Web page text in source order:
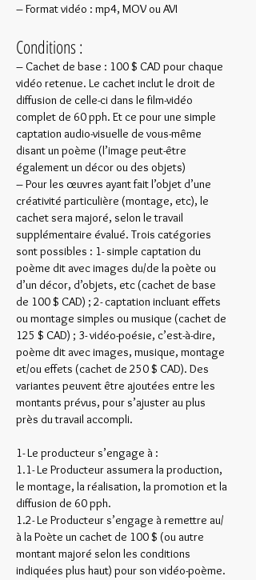
– Format vidéo : mp4, MOV ou AVI
Conditions :
– Cachet de base : 100 $ CAD pour chaque
vidéo retenue. Le cachet inclut le droit de
diffusion de celle-ci dans le film-vidéo
complet de 60 pph. Et ce pour une simple
captation audio-visuelle de vous-même
disant un poème (l’image peut-être
également un décor ou des objets)
– Pour les œuvres ayant fait l’objet d’une
créativité particulière (montage, etc), le
cachet sera majoré, selon le travail
supplémentaire évalué. Trois catégories
sont possibles : 1- simple captation du
poème dit avec images du/de la poète ou
d’un décor, d’objets, etc (cachet de base
de 100 $ CAD) ; 2- captation incluant effets
ou montage simples ou musique (cachet de
125 $ CAD) ; 3- vidéo-poésie, c’est-à-dire,
poème dit avec images, musique, montage
et/ou effets (cachet de 250 $ CAD). Des
variantes peuvent être ajoutées entre les
montants prévus, pour s’ajuster au plus
près du travail accompli.
1- Le producteur s’engage à :
1.1- Le Producteur assumera la production,
le montage, la réalisation, la promotion et la
diffusion de 60 pph.
1.2- Le Producteur s’engage à remettre au/
à la Poète un cachet de 100 $ (ou autre
montant majoré selon les conditions
indiquées plus haut) pour son vidéo-poème.